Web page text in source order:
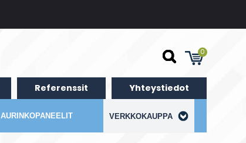
0
Referenssit Yhteystiedot
AURINKOPANEELIT VERKKOKAUPPA